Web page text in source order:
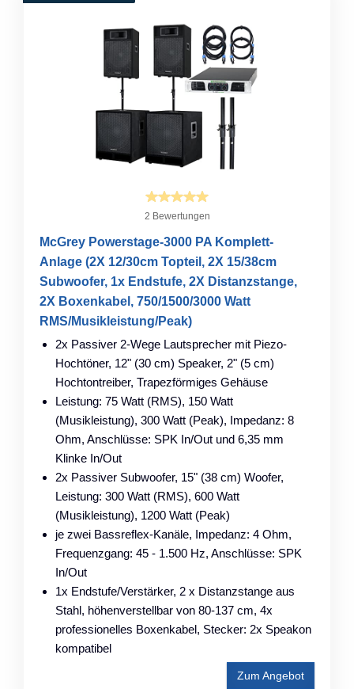
2 Bewertungen
McGrey Powerstage-3000 PA Komplett-
Anlage (2X 12/30cm Topteil, 2X 15/38cm
Subwoofer, 1x Endstufe, 2X Distanzstange,
2X Boxenkabel, 750/1500/3000 Watt
RMS/Musikleistung/Peak)
2x Passiver 2-Wege Lautsprecher mit Piezo-
Hochtöner, 12" (30 cm) Speaker, 2" (5 cm)
Hochtontreiber, Trapezförmiges Gehäuse
Leistung: 75 Watt (RMS), 150 Watt
(Musikleistung), 300 Watt (Peak), Impedanz: 8
Ohm, Anschlüsse: SPK In/Out und 6,35 mm
Klinke In/Out
2x Passiver Subwoofer, 15" (38 cm) Woofer,
Leistung: 300 Watt (RMS), 600 Watt
(Musikleistung), 1200 Watt (Peak)
je zwei Bassreflex-Kanäle, Impedanz: 4 Ohm,
Frequenzgang: 45 - 1.500 Hz, Anschlüsse: SPK
In/Out
1x Endstufe/Verstärker, 2 x Distanzstange aus
Stahl, höhenverstellbar von 80-137 cm, 4x
professionelles Boxenkabel, Stecker: 2x Speakon
kompatibel
Zum Angebot